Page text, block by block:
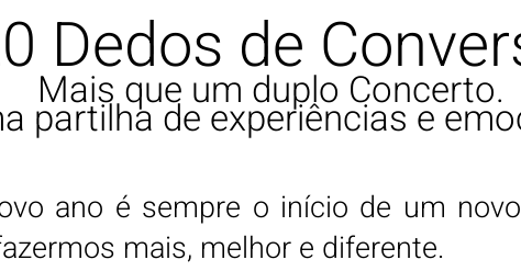
Dedos de
Mais que um duplo Concerto.
partilha de experiências e
ano é sempre o início de um
mais, melhor e diferente.